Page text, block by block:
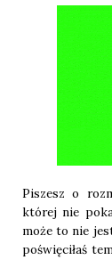
Piszesz o
której nie
może to nie
poświęciłaś